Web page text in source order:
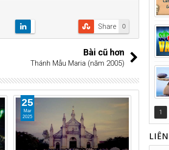
0
Share
Bài cũ hơn
Thánh Mẫu Maria (năm 2005)
25
Mar
2025
14
1